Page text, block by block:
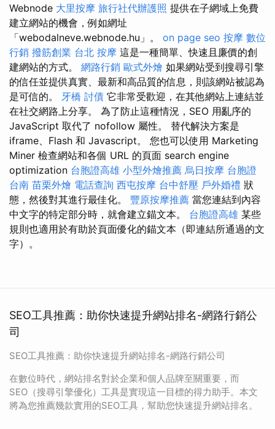
Webnode 大里按摩 旅行社代辦護照 提供在子網域上免費
建立網站的機會，例如網址
「webodalneve.webnode.hu」。 on page seo 按摩 數位
行銷 撥筋創業 台北 按摩 這是一種簡單、快速且廉價的創
建網站的方式。 網路行銷 歐式外燴 如果網站受到搜尋引擎
的信任並提供真實、最新和高品質的信息，則該網站被認為
是可信的。 牙橋 討債 它非常受歡迎，在其他網站上連結並
在社交網路上分享。 為了防止這種情況，SEO 用亂序的
JavaScript 取代了 nofollow 屬性。 替代解決方案是
iframe、Flash 和 Javascript。 您也可以使用 Marketing
Miner 檢查網站和各個 URL 的頁面 search engine
optimization 台胞證高雄 小型外燴推薦 烏日按摩 台胞證
台南 苗栗外燴 電話查詢 西屯按摩 台中舒壓 戶外婚禮 狀
態，然後對其進行最佳化。 豐原按摩推薦 當您連結到內容
中文字的特定部分時，就會建立錨文本。 台胞證高雄 某些
規則也適用於有助於頁面優化的錨文本（即連結所通過的文
字）。
SEO工具推薦：助你快速提升網站排名-網路行銷公
司
SEO工具推薦：助你快速提升網站排名-網路行銷公司
在數位時代，網站排名對於企業和個人品牌至關重要，而
SEO（搜尋引擎優化）工具是實現這一目標的得力助手。本文
將為您推薦幾款實用的SEO工具，幫助您快速提升網站排名。